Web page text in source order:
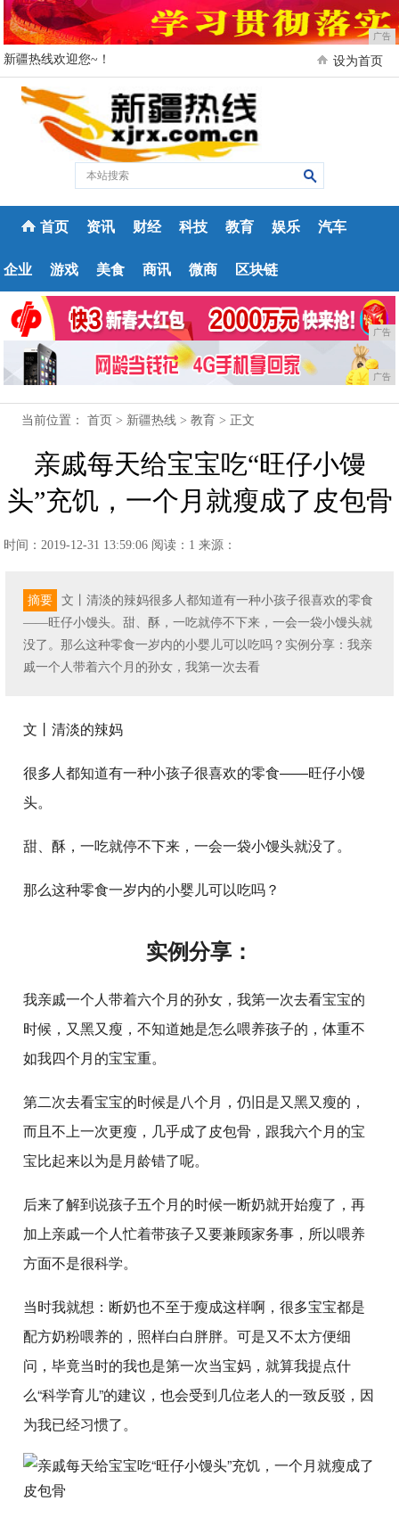
广告
新疆热线欢迎您~！ 设为首页
首页 资讯 财经 科技 教育 娱乐 汽车
企业 游戏 美食 商讯 微商 区块链
广告
广告
当前位置：首页 > 新疆热线 >教育 > 正文
亲戚每天给宝宝吃“旺仔小馒
头”充饥，一个月就瘦成了皮包骨
时间：2019-12-31 13:59:06 阅读：1 来源：
摘要
文丨清淡的辣妈很多人都知道有一种小孩子很喜欢的零食
——旺仔小馒头。甜、酥，一吃就停不下来，一会一袋小馒头就
没了。那么这种零食一岁内的小婴儿可以吃吗？实例分享：我亲
戚一个人带着六个月的孙女，我第一次去看
文丨清淡的辣妈
很多人都知道有一种小孩子很喜欢的零食——旺仔小馒
头。
甜、酥，一吃就停不下来，一会一袋小馒头就没了。
那么这种零食一岁内的小婴儿可以吃吗？
实例分享：
我亲戚一个人带着六个月的孙女，我第一次去看宝宝的
时候，又黑又瘦，不知道她是怎么喂养孩子的，体重不
如我四个月的宝宝重。
第二次去看宝宝的时候是八个月，仍旧是又黑又瘦的，
而且不上一次更瘦，几乎成了皮包骨，跟我六个月的宝
宝比起来以为是月龄错了呢。
后来了解到说孩子五个月的时候一断奶就开始瘦了，再
加上亲戚一个人忙着带孩子又要兼顾家务事，所以喂养
方面不是很科学。
当时我就想：断奶也不至于瘦成这样啊，很多宝宝都是
配方奶粉喂养的，照样白白胖胖。可是又不太方便细
问，毕竟当时的我也是第一次当宝妈，就算我提点什
么“科学育儿”的建议，也会受到几位老人的一致反驳，因
为我已经习惯了。